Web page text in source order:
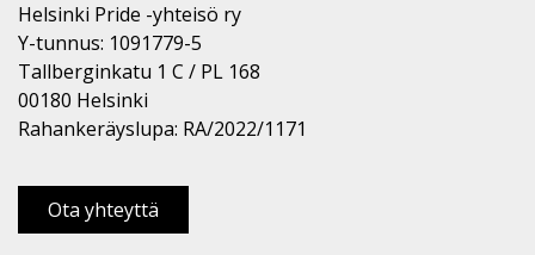
Helsinki Pride -yhteisö ry
Y-tunnus: 1091779-5
Tallberginkatu 1 C / PL 168
00180 Helsinki
Rahankeräyslupa: RA/2022/1171
Ota yhteyttä